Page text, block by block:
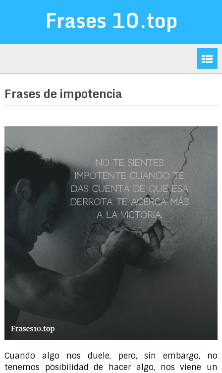
Frases 10.top
Frases de impotencia
Cuando algo nos duele, pero, sin embargo, no
tenemos posibilidad de hacer algo, nos viene un